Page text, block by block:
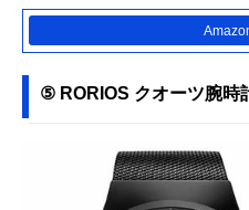
⑤ RORIOS クオーツ腕時